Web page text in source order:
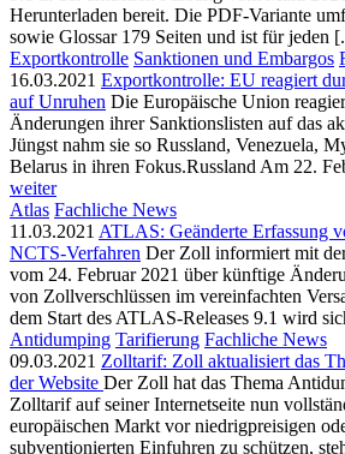
Herunterladen bereit. Die PDF-Variante
sowie Glossar 179 Seiten und ist für jeden
Exportkontrolle Sanktionen und Embargos
16.03.2021 Exportkontrolle: EU reagiert
auf Unruhen Die Europäische Union
Änderungen ihrer Sanktionslisten auf das
Jüngst nahm sie so Russland, Venezuela,
Belarus in ihren Fokus.Russland Am 22.
weiter
Atlas Fachliche News
11.03.2021 ATLAS: Geänderte Erfassung
NCTS-Verfahren Der Zoll informiert mit
vom 24. Februar 2021 über künftige
von Zollverschlüssen im vereinfachten
dem Start des ATLAS-Releases 9.1 wird
Antidumping Tarifierung Fachliche News
09.03.2021 Zolltarif: Zoll aktualisiert das
der Website Der Zoll hat das Thema
Zolltarif auf seiner Internetseite nun
europäischen Markt vor niedrigpreisigen
subventionierten Einfuhren zu schützen,